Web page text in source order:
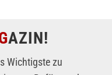
AZIN!
Wichtigste zu